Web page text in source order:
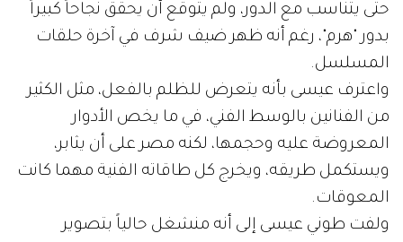
حتى يتناسب مع الدور، ولم يتوقع أن يحقق نجاحاً كبيراً
بدور "هرم"، رغم أنه ظهر ضيف شرف في آخرة حلقات
المسلسل.
واعترف عيسى بأنه يتعرض للظلم بالفعل، مثل الكثير
من الفنانين بالوسط الفني، في ما يخص الأدوار
المعروضة عليه وحجمها، لكنه مصر على أن يثابر،
ويستكمل طريقه، ويخرج كل طاقاته الفنية مهما كانت
المعوقات.
ولفت طوني عيسى إلى أنه منشغل حالياً بتصوير